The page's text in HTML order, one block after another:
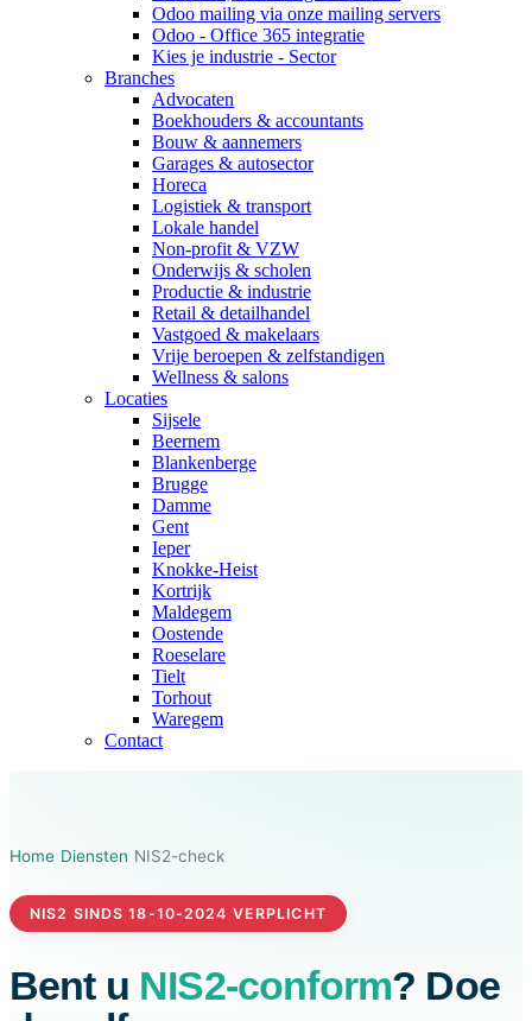
Odoo mailing via onze mailing servers
Odoo - Office 365 integratie
Kies je industrie - Sector
Branches
Advocaten
Boekhouders & accountants
Bouw & aannemers
Garages & autosector
Horeca
Logistiek & transport
Lokale handel
Non-profit & VZW
Onderwijs & scholen
Productie & industrie
Retail & detailhandel
Vastgoed & makelaars
Vrije beroepen & zelfstandigen
Wellness & salons
Locaties
Sijsele
Beernem
Blankenberge
Brugge
Damme
Gent
Ieper
Knokke-Heist
Kortrijk
Maldegem
Oostende
Roeselare
Tielt
Torhout
Waregem
Contact
Home Diensten NIS2-check
NIS2 SINDS 18-10-2024 VERPLICHT
Bent u NIS2-conform? Doe